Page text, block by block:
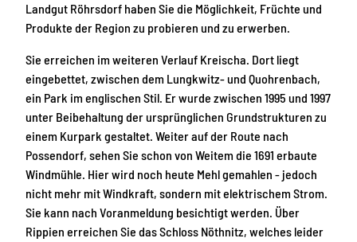
Landgut Röhrsdorf haben Sie die Möglichkeit, Früchte und
Produkte der Region zu probieren und zu erwerben.
Sie erreichen im weiteren Verlauf Kreischa. Dort liegt
eingebettet, zwischen dem Lungkwitz- und Quohrenbach,
ein Park im englischen Stil. Er wurde zwischen 1995 und 1997
unter Beibehaltung der ursprünglichen Grundstrukturen zu
einem Kurpark gestaltet. Weiter auf der Route nach
Possendorf, sehen Sie schon von Weitem die 1691 erbaute
Windmühle. Hier wird noch heute Mehl gemahlen - jedoch
nicht mehr mit Windkraft, sondern mit elektrischem Strom.
Sie kann nach Voranmeldung besichtigt werden. Über
Rippien erreichen Sie das Schloss Nöthnitz, welches leider